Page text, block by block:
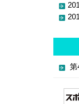
第